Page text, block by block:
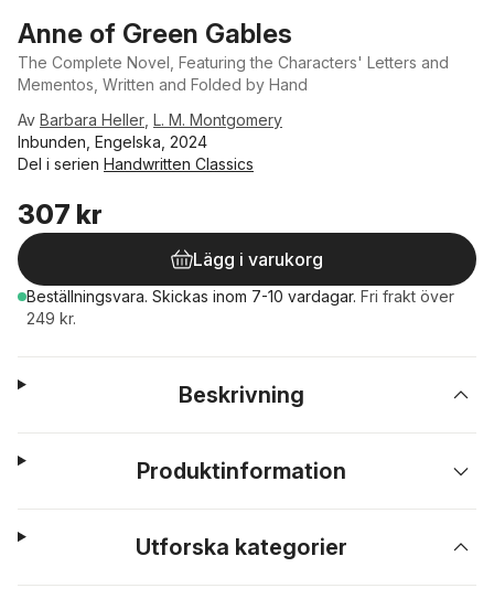
Anne of Green Gables
The Complete Novel, Featuring the Characters' Letters and
Mementos, Written and Folded by Hand
Av Barbara Heller L. M. Montgomery
Inbunden, Engelska, 2024
Del i serien Handwritten Classics
307 kr
Lägg i varukorg
Beställningsvara. Skickas inom 7-10 vardagar. Fri frakt över
249 kr.
Beskrivning
Produktinformation
Utforska kategorier